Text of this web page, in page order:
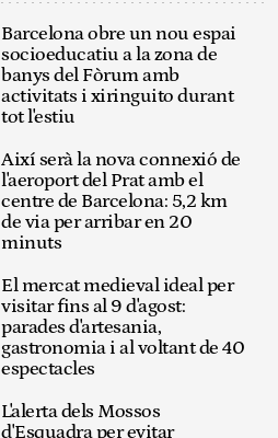
Barcelona obre un nou espai
socioeducatiu a la zona de
banys del Fòrum amb
activitats i xiringuito durant
tot l'estiu
Així serà la nova connexió de
l'aeroport del Prat amb el
centre de Barcelona: 5,2 km
de via per arribar en 20
minuts
El mercat medieval ideal per
visitar fins al 9 d'agost:
parades d'artesania,
gastronomia i al voltant de 40
espectacles
L'alerta dels Mossos
d'Esquadra per evitar